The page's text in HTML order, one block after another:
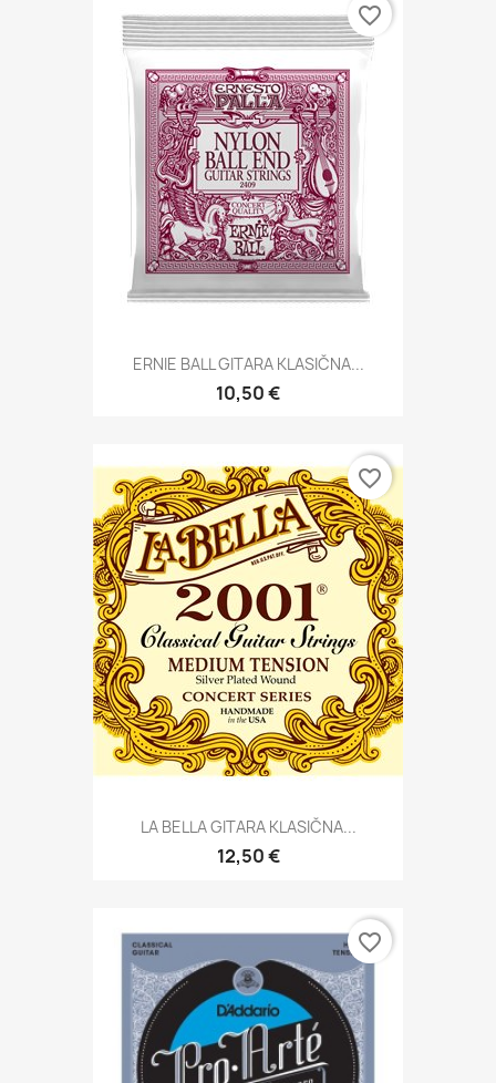
ERNIE BALL GITARA KLASIČNA...
10,50 €
favorite_border
LA BELLA GITARA KLASIČNA...
12,50 €
favorite_border
favorite_border